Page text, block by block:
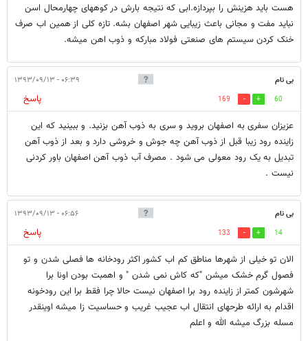
هست باید هزینش را بپردازه.ابی که نتیجه بارش در کوههای چهارمحال اسن
نباید مفت و مجانی باعث زیبایی شهر اصفهان بشه. تازه کلی از همین اب صرف
خنک کردن سیستم های صنعتی فولاد مبارکه و ذوب اهن میشه.
بی نام ۰۶:۳۹ - ۱۳۹۳/۰۹/۱۳
60
169
پاسخ
عزیزان سفری به اصفهان بروید و سری به ذوب آهن بزنید. و ببینید که این
زاینده رود زیبا قبل از ذوب آهن چه جوش و خروشی دارد و بعد از ذوب آهن
تبدیل به یک رود معولی می شود . مصرف آب ذوب آهن اصفهان باور کردنی
نیست .
بی نام ۰۶:۵۶ - ۱۳۹۳/۰۹/۱۳
14
133
پاسخ
الان تو خیلی از شهرها مناطق کم اب کشور اکثر رودخانه ها فصلی شدن و تو
فصول گرم خشک میشن "که کاش نمی شدن " و اهمبت بودن اونا برا
شهرشون کمتر از زاینده رود برا اصفهان نیست حالا چرا فقط برا این رودخونه
اقدام به ارائه طرحهای انتقال اب عجیب غریب و حساسیت زا میشه اوینقدر
مسله بزرگ میشه الله و اعلم